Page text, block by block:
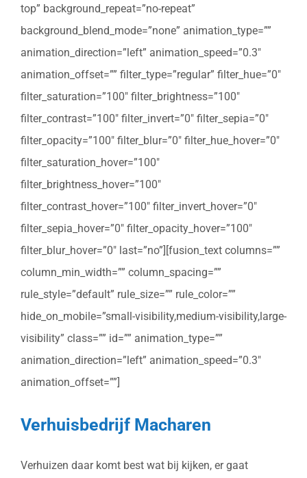
top” background_repeat=”no-repeat”
background_blend_mode=”none” animation_type=””
animation_direction=”left” animation_speed=”0.3″
animation_offset=”” filter_type=”regular” filter_hue=”0″
filter_saturation=”100″ filter_brightness=”100″
filter_contrast=”100″ filter_invert=”0″ filter_sepia=”0″
filter_opacity=”100″ filter_blur=”0″ filter_hue_hover=”0″
filter_saturation_hover=”100″
filter_brightness_hover=”100″
filter_contrast_hover=”100″ filter_invert_hover=”0″
filter_sepia_hover=”0″ filter_opacity_hover=”100″
filter_blur_hover=”0″ last=”no”][fusion_text columns=””
column_min_width=”” column_spacing=””
rule_style=”default” rule_size=”” rule_color=””
hide_on_mobile=”small-visibility,medium-visibility,large-
visibility” class=”” id=”” animation_type=””
animation_direction=”left” animation_speed=”0.3″
animation_offset=””]
Verhuisbedrijf Macharen
Verhuizen daar komt best wat bij kijken, er gaat